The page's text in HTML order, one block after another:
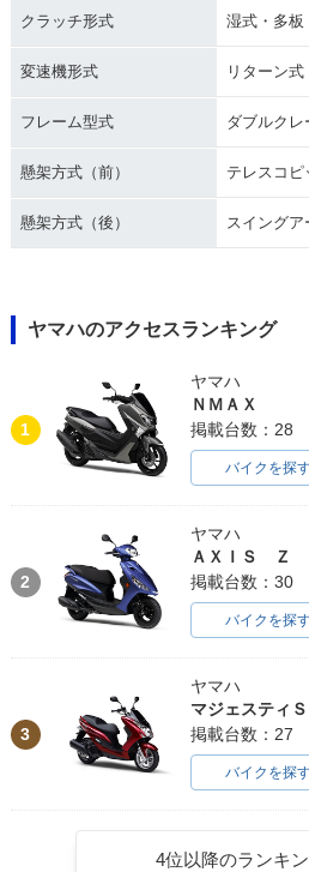
クラッチ形式 湿式・多板
変速機形式 リターン
フレーム型式 ダブルクレ
懸架方式（前） テレスコピ
懸架方式（後） スイングア
ヤマハのアクセスランキング
1
ヤマハ
ＮＭＡＸ
掲載台数：28
バイクを探
2
ヤマハ
ＡＸＩＳ Ｚ
掲載台数：30
バイクを探
3
ヤマハ
マジェスティＳ
掲載台数：27
バイクを探
4位以降のランキ